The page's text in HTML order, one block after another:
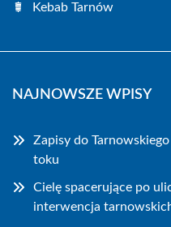
Kebab Tarnów
NAJNOWSZE WPISY
Zapisy do
toku
Cielę spacerujące po
interwencja